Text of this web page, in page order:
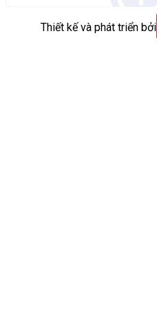
Thiết kế và phát triển bởi